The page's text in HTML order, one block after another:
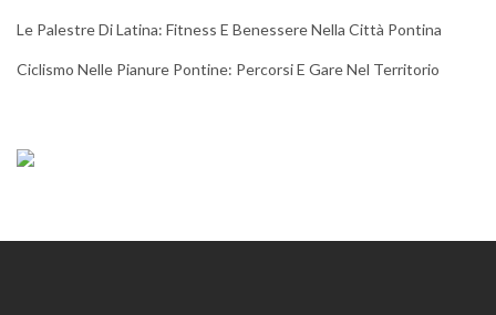
Le Palestre Di Latina: Fitness E Benessere Nella Città Pontina
Ciclismo Nelle Pianure Pontine: Percorsi E Gare Nel Territorio